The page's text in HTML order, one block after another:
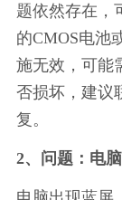
题依然存在，
的CMOS电池
施无效，可能
否损坏，建议
复。
2、问题：电